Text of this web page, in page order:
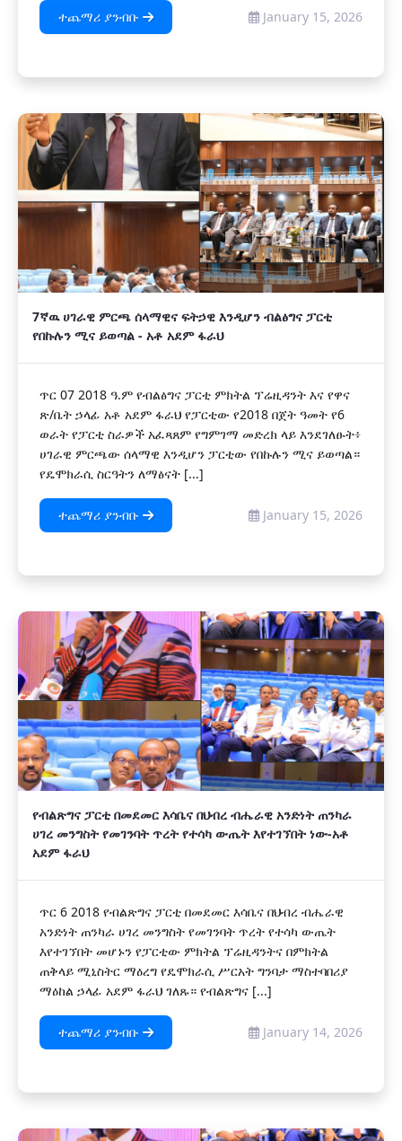
ተጨማሪ ያንብቡ January 15, 2026
7ኛዉ ሀገራዊ ምርጫ ሰላማዊና ፍትኃዊ እንዲሆን ብልፅግና ፓርቲ
የበኩሉን ሚና ይወጣል - አቶ አደም ፋራህ
ጥር 07 2018 ዓ.ም የብልፅግና ፓርቲ ምክትል ፕሬዚዳንት እና የዋና
ጽ/ቤት ኃላፊ አቶ አደም ፋራህ የፓርቲው የ2018 በጀት ዓመት የ6
ወራት የፓርቲ ስራዎች አፈጻጸም የግምገማ መድረክ ላይ እንደገለፁት፥
ሀገራዊ ምርጫው ሰላማዊ እንዲሆን ፓርቲው የበኩሉን ሚና ይወጣል።
የዴሞክራሲ ስርዓትን ለማፅናት [...]
ተጨማሪ ያንብቡ January 15, 2026
የብልጽግና ፓርቲ በመደመር እሳቤና በህብረ ብሔራዊ አንድነት ጠንካራ
ሀገረ መንግስት የመገንባት ጥረት የተሳካ ውጤት እየተገኘበት ነው-አቶ
አደም ፋራህ
ጥር 6 2018 የብልጽግና ፓርቲ በመደመር እሳቤና በህብረ ብሔራዊ
አንድነት ጠንካራ ሀገረ መንግስት የመገንባት ጥረት የተሳካ ውጤት
እየተገኘበት መሆኑን የፓርቲው ምክትል ፕሬዚዳንትና በምክትል
ጠቅላይ ሚኒስትር ማዕረግ የዴሞክራሲ ሥርአት ግንባታ ማስተባበሪያ
ማዕከል ኃላፊ አደም ፋራህ ገለጹ። የብልጽግና [...]
ተጨማሪ ያንብቡ January 14, 2026